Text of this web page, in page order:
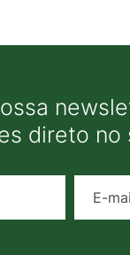
direto no